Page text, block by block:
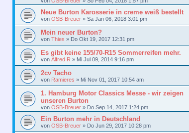
Neue Burton Karosserie in creme weiß bestellt
von OSB-Breuer » Sa Jan 06, 2018 3:01 pm
Mein neuer Burton?
von Thies » Do Okt 19, 2017 12:31 pm
Es gibt keine 155/70-R15 Sommerreifen mehr.
von Alfred R » Mi Jul 09, 2014 9:16 pm
2cv Tacho
von Ramieres » Mi Nov 01, 2017 10:54 am
1. Hamburg Motor Classics Messe - wir zeigen
unseren Burton
von OSB-Breuer » Do Sep 14, 2017 1:24 pm
Ein Burton mehr in Deutschland
von OSB-Breuer » Do Jun 29, 2017 10:28 pm